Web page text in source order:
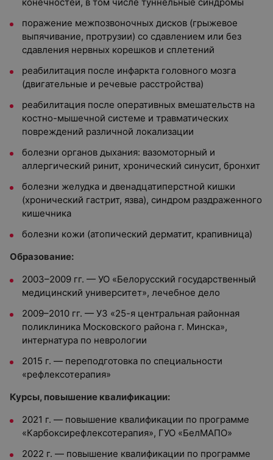
поражение межпозвоночных дисков (грыжевое
выпячивание, протрузии) со сдавлением или без
сдавления нервных корешков и сплетений
реабилитация после инфаркта головного мозга
(двигательные и речевые расстройства)
реабилитация после оперативных вмешательств на
костно-мышечной системе и травматических
повреждений различной локализации
болезни органов дыхания: вазомоторный и
аллергический ринит, хронический синусит, бронхит
болезни желудка и двенадцатиперстной кишки
(хронический гастрит, язва), синдром раздраженного
кишечника
болезни кожи (атопический дерматит, крапивница)
Образование:
2003–2009 гг. — УО «Белорусский государственный
медицинский университет», лечебное дело
2009–2010 гг. — УЗ «25-я центральная районная
поликлиника Московского района г. Минска»,
интернатура по неврологии
2015 г. — переподготовка по специальности
«рефлексотерапия»
Курсы, повышение квалификации:
2021 г. — повышение квалификации по программе
«Карбоксирефлексотерапия», ГУО «БелМАПО»
2022 г. — повышение квалификации по программе